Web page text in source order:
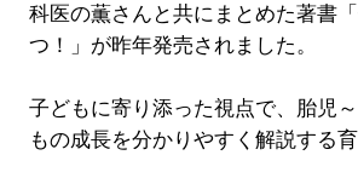
科医の薫さんと共にまとめた著書
つ！」が昨年発売されました。
子どもに寄り添った視点で、胎児
もの成長を分かりやすく解説する育